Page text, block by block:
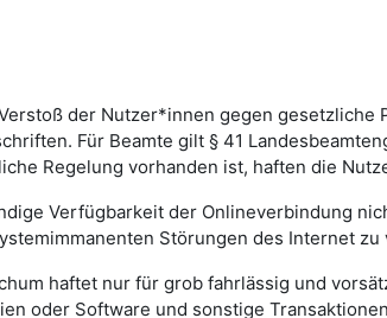
der Nutzer*innen gegen
Für Beamte gilt § 41
Regelung vorhanden ist, haften die
Verfügbarkeit der Onlineverbindung
Störungen des Internet
haftet nur für grob fahrlässig und
oder Software und sonstige